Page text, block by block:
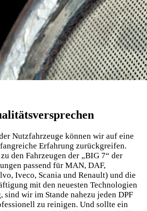
Nutzfahrzeuge können wir auf eine
Erfahrung zurückgreifen.
den Fahrzeugen der „BIG 7“ der
passend für MAN, DAF,
Iveco, Scania und Renault) und die
mit den neuesten Technologien
sind wir im Stande nahezu jeden DPF
zu reinigen. Und sollte ein